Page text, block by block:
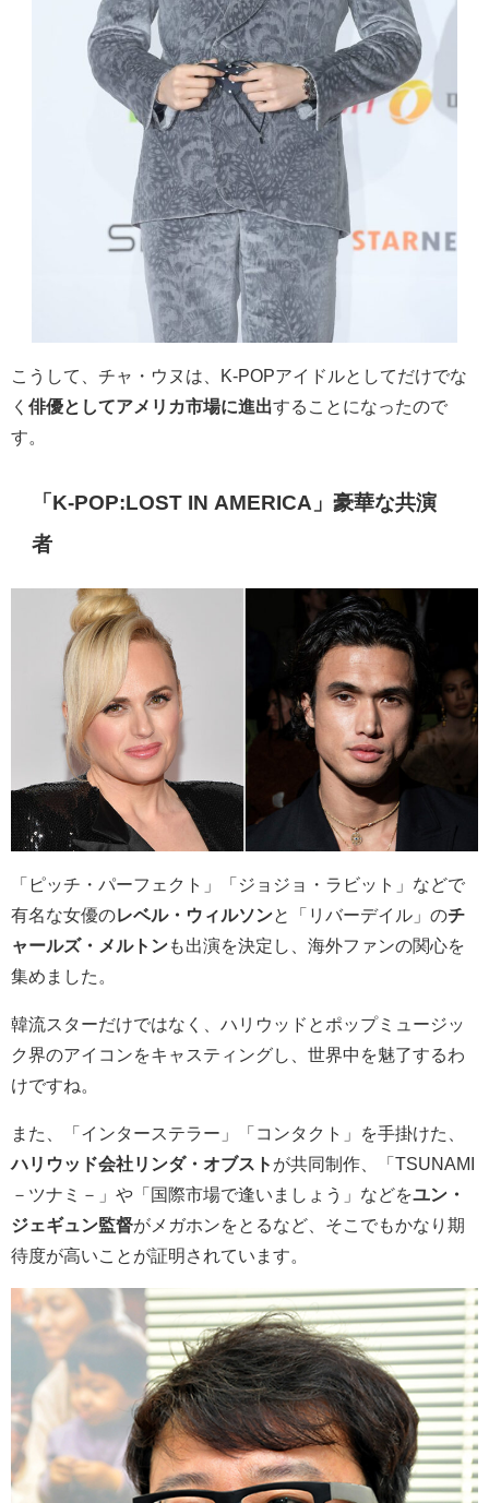
こうして、 チャ・ウヌは、K-POPアイドルとしてだけでな
く 俳優としてアメリカ市場に進出することになったので
す。
「K-POP:LOST IN AMERICA」豪華な共演
者
「ピッチ・パーフェクト」「ジョジョ・ラビット」などで
有名な女優のレベル・ウィルソンと「リバーデイル」のチ
ャールズ・メルトンも出演を決定し、海外ファンの関心を
集めました。
韓流スターだけではなく、ハリウッドとポップミュージッ
ク界のアイコンをキャスティングし、世界中を魅了するわ
けですね。
また、「インターステラー」「コンタクト」を手掛けた、
ハリウッド会社リンダ・オブスト が共同制作、
「TSUNAMI
－ツナミ－」や「国際市場で逢いましょう」などをユン・
ジェギュン監督がメガホンをとるなど、そこでもかなり期
待度が高いことが証明されています。